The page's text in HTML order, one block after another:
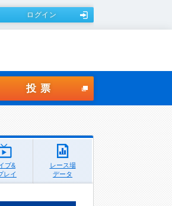
ログイン
投票
ブ&
レイ
レース場
データ